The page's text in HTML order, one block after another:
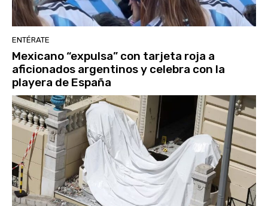
ENTÉRATE
Mexicano “expulsa” con tarjeta roja a
aficionados argentinos y celebra con la
playera de España